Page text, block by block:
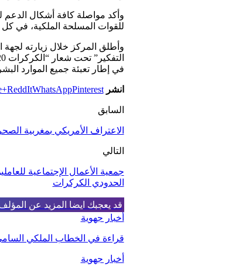
وأكد مواصلة كافة أشكال الدعم
للقوات المسلحة الملكية، في كل
وأطلق المركز خلال زيارته لجهة
في إطار تعبئة جميع الموارد
انشر ReddItWhatsAppPinterest
السابق
الاعتراف الأمريكي بمغربية
التالي
جمعية الأعمال الإجتماعية
الحدودي الكركرات
قد يعجبك ايضا المزيد عن
أخبار جهوية
قراءة في الخطاب الملكي السامي بمناسبة
أخبار جهوية